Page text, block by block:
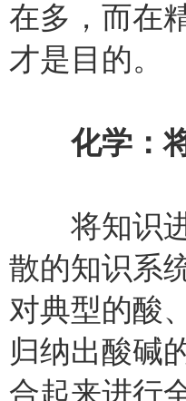
在多，而在
才是目的。
化学：将
将知识进
散的知识系
对典型的酸
归纳出酸碱
合起来进行